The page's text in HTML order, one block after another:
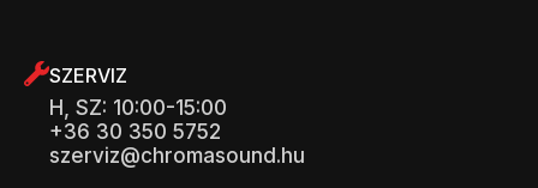
SZERVIZ
H, SZ: 10:00-15:00
+36 30 350 5752
szerviz@chromasound.hu